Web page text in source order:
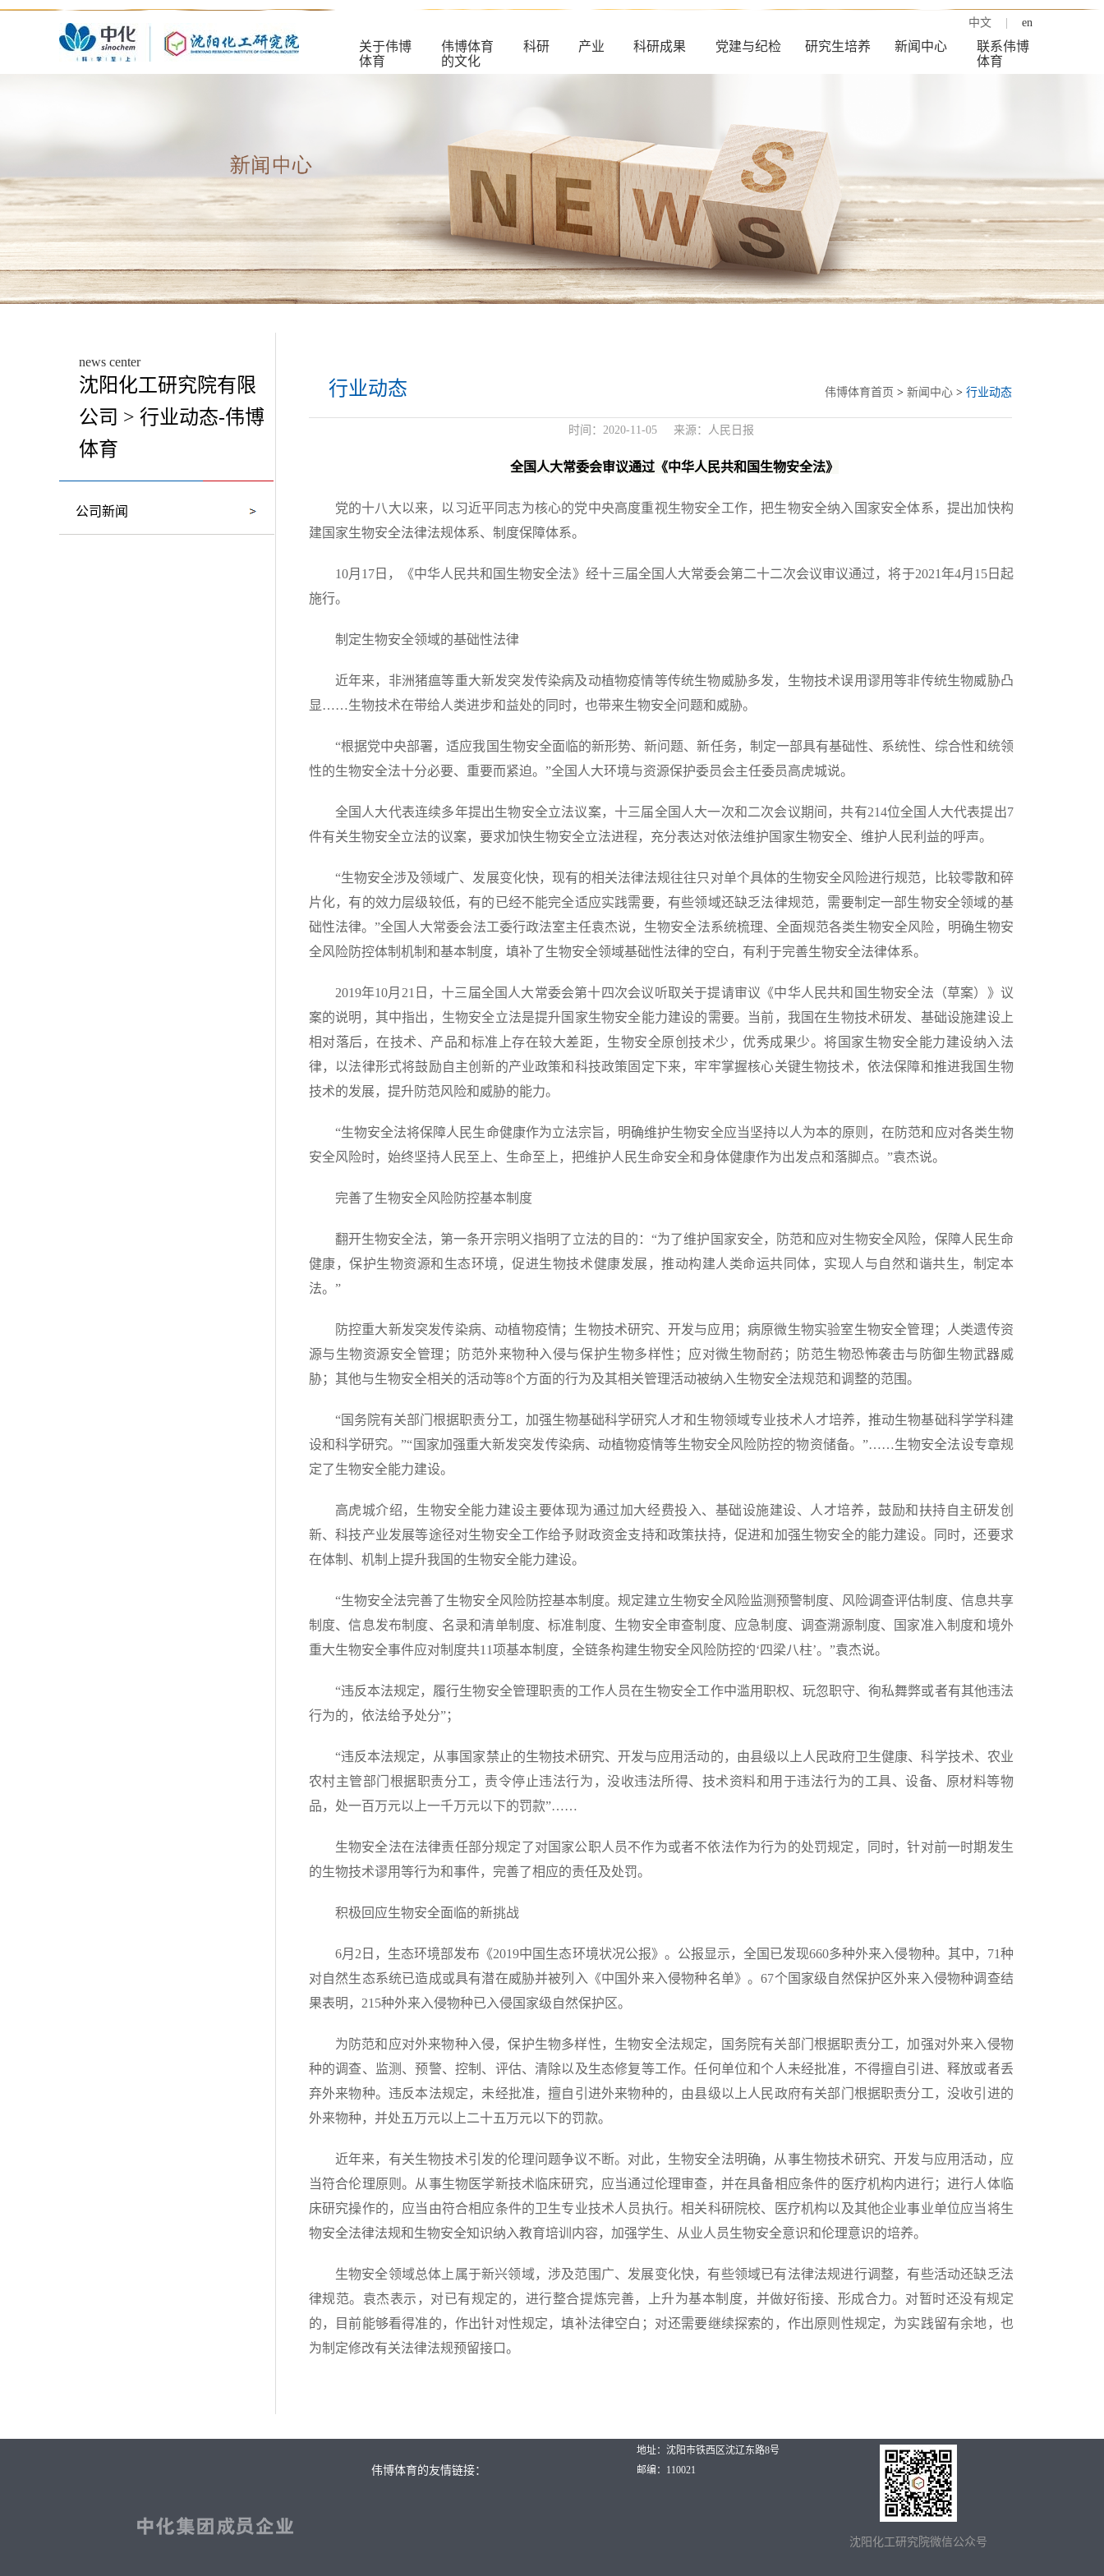
关于伟博
体育
伟博体育
的文化
科研 产业 科研成果 党建与纪检 研究生培养 新闻中心
联系伟博
体育
中文 en
news center
沈阳化工研究院有限
公司 > 行业动态-伟博
体育
公司新闻
行业动态 伟博体育首页 > 新闻中心 > 行业动态
时间： 2020-11-05来源： 人民日报
全国人大常委会审议通过《中华人民共和国生物安全法》
党的十八大以来，以习近平同志为核心的党中央高度重视生物安全工作，把生物安全纳入国家安全体系，提出加快构
建国家生物安全法律法规体系、制度保障体系。
10月17日，《中华人民共和国生物安全法》经十三届全国人大常委会第二十二次会议审议通过，将于2021年4月15日起
施行。
制定生物安全领域的基础性法律
近年来，非洲猪瘟等重大新发突发传染病及动植物疫情等传统生物威胁多发，生物技术误用谬用等非传统生物威胁凸
显……生物技术在带给人类进步和益处的同时，也带来生物安全问题和威胁。
“根据党中央部署，适应我国生物安全面临的新形势、新问题、新任务，制定一部具有基础性、系统性、综合性和统领
性的生物安全法十分必要、重要而紧迫。”全国人大环境与资源保护委员会主任委员高虎城说。
全国人大代表连续多年提出生物安全立法议案，十三届全国人大一次和二次会议期间，共有214位全国人大代表提出7
件有关生物安全立法的议案，要求加快生物安全立法进程，充分表达对依法维护国家生物安全、维护人民利益的呼声。
“生物安全涉及领域广、发展变化快，现有的相关法律法规往往只对单个具体的生物安全风险进行规范，比较零散和碎
片化，有的效力层级较低，有的已经不能完全适应实践需要，有些领域还缺乏法律规范，需要制定一部生物安全领域的基
础性法律。”全国人大常委会法工委行政法室主任袁杰说，生物安全法系统梳理、全面规范各类生物安全风险，明确生物安
全风险防控体制机制和基本制度，填补了生物安全领域基础性法律的空白，有利于完善生物安全法律体系。
2019年10月21日，十三届全国人大常委会第十四次会议听取关于提请审议《中华人民共和国生物安全法（草案）》议
案的说明，其中指出，生物安全立法是提升国家生物安全能力建设的需要。当前，我国在生物技术研发、基础设施建设上
相对落后，在技术、产品和标准上存在较大差距，生物安全原创技术少，优秀成果少。将国家生物安全能力建设纳入法
律，以法律形式将鼓励自主创新的产业政策和科技政策固定下来，牢牢掌握核心关键生物技术，依法保障和推进我国生物
技术的发展，提升防范风险和威胁的能力。
“生物安全法将保障人民生命健康作为立法宗旨，明确维护生物安全应当坚持以人为本的原则，在防范和应对各类生物
安全风险时，始终坚持人民至上、生命至上，把维护人民生命安全和身体健康作为出发点和落脚点。”袁杰说。
完善了生物安全风险防控基本制度
翻开生物安全法，第一条开宗明义指明了立法的目的：“为了维护国家安全，防范和应对生物安全风险，保障人民生命
健康，保护生物资源和生态环境，促进生物技术健康发展，推动构建人类命运共同体，实现人与自然和谐共生，制定本
法。”
防控重大新发突发传染病、动植物疫情；生物技术研究、开发与应用；病原微生物实验室生物安全管理；人类遗传资
源与生物资源安全管理；防范外来物种入侵与保护生物多样性；应对微生物耐药；防范生物恐怖袭击与防御生物武器威
胁；其他与生物安全相关的活动等8个方面的行为及其相关管理活动被纳入生物安全法规范和调整的范围。
“国务院有关部门根据职责分工，加强生物基础科学研究人才和生物领域专业技术人才培养，推动生物基础科学学科建
设和科学研究。”“国家加强重大新发突发传染病、动植物疫情等生物安全风险防控的物资储备。”……生物安全法设专章规
定了生物安全能力建设。
高虎城介绍，生物安全能力建设主要体现为通过加大经费投入、基础设施建设、人才培养，鼓励和扶持自主研发创
新、科技产业发展等途径对生物安全工作给予财政资金支持和政策扶持，促进和加强生物安全的能力建设。同时，还要求
在体制、机制上提升我国的生物安全能力建设。
“生物安全法完善了生物安全风险防控基本制度。规定建立生物安全风险监测预警制度、风险调查评估制度、信息共享
制度、信息发布制度、名录和清单制度、标准制度、生物安全审查制度、应急制度、调查溯源制度、国家准入制度和境外
重大生物安全事件应对制度共11项基本制度，全链条构建生物安全风险防控的‘四梁八柱’。”袁杰说。
“违反本法规定，履行生物安全管理职责的工作人员在生物安全工作中滥用职权、玩忽职守、徇私舞弊或者有其他违法
行为的，依法给予处分”；
“违反本法规定，从事国家禁止的生物技术研究、开发与应用活动的，由县级以上人民政府卫生健康、科学技术、农业
农村主管部门根据职责分工，责令停止违法行为，没收违法所得、技术资料和用于违法行为的工具、设备、原材料等物
品，处一百万元以上一千万元以下的罚款”……
生物安全法在法律责任部分规定了对国家公职人员不作为或者不依法作为行为的处罚规定，同时，针对前一时期发生
的生物技术谬用等行为和事件，完善了相应的责任及处罚。
积极回应生物安全面临的新挑战
6月2日，生态环境部发布《2019中国生态环境状况公报》。公报显示，全国已发现660多种外来入侵物种。其中，71种
对自然生态系统已造成或具有潜在威胁并被列入《中国外来入侵物种名单》。67个国家级自然保护区外来入侵物种调查结
果表明，215种外来入侵物种已入侵国家级自然保护区。
为防范和应对外来物种入侵，保护生物多样性，生物安全法规定，国务院有关部门根据职责分工，加强对外来入侵物
种的调查、监测、预警、控制、评估、清除以及生态修复等工作。任何单位和个人未经批准，不得擅自引进、释放或者丢
弃外来物种。违反本法规定，未经批准，擅自引进外来物种的，由县级以上人民政府有关部门根据职责分工，没收引进的
外来物种，并处五万元以上二十五万元以下的罚款。
近年来，有关生物技术引发的伦理问题争议不断。对此，生物安全法明确，从事生物技术研究、开发与应用活动，应
当符合伦理原则。从事生物医学新技术临床研究，应当通过伦理审查，并在具备相应条件的医疗机构内进行；进行人体临
床研究操作的，应当由符合相应条件的卫生专业技术人员执行。相关科研院校、医疗机构以及其他企业事业单位应当将生
物安全法律法规和生物安全知识纳入教育培训内容，加强学生、从业人员生物安全意识和伦理意识的培养。
生物安全领域总体上属于新兴领域，涉及范围广、发展变化快，有些领域已有法律法规进行调整，有些活动还缺乏法
律规范。袁杰表示，对已有规定的，进行整合提炼完善，上升为基本制度，并做好衔接、形成合力。对暂时还没有规定
的，目前能够看得准的，作出针对性规定，填补法律空白；对还需要继续探索的，作出原则性规定，为实践留有余地，也
为制定修改有关法律法规预留接口。
伟博体育的友情链接：
地址：沈阳市铁西区沈辽东路8号
邮编：110021
沈阳化工研究院微信公众号